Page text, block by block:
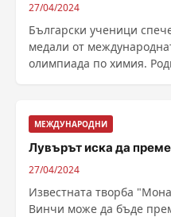
27/04/2024
Български ученици
медали от
олимпиада по химия.
МЕЖДУНАРОДНИ
Лувърът иска да
27/04/2024
Известната творба
Винчи може да бъде